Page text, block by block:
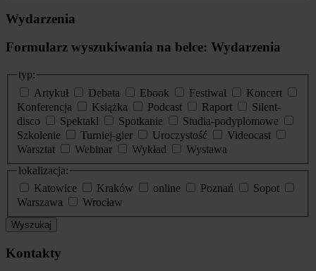
Wydarzenia
Formularz wyszukiwania na belce: Wydarzenia
typ:
Artykuł
Debata Ebook Festiwal
Koncert
Konferencja
Książka Podcast Raport
Silent-
disco
Spektakl Spotkanie
Studia-podyplomowe
Szkolenie
Turniej-gier Uroczystość
Videocast
Warsztat
Webinar Wykład
Wystawa
lokalizacja:
Katowice
Kraków online Poznań
Sopot
Warszawa
Wrocław
Wyszukaj
Kontakty